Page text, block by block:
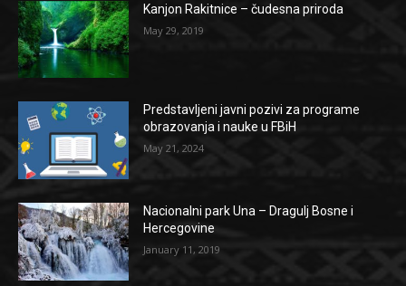
Kanjon Rakitnice – čudesna priroda
May 29, 2019
Predstavljeni javni pozivi za programe
obrazovanja i nauke u FBiH
May 21, 2024
Nacionalni park Una – Dragulj Bosne i
Hercegovine
January 11, 2019